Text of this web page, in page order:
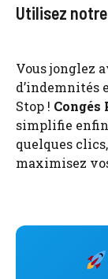
Utilisez
Vous jonglez
d’indemnités
Stop ! Congés
simplifie enfin
quelques
maximisez